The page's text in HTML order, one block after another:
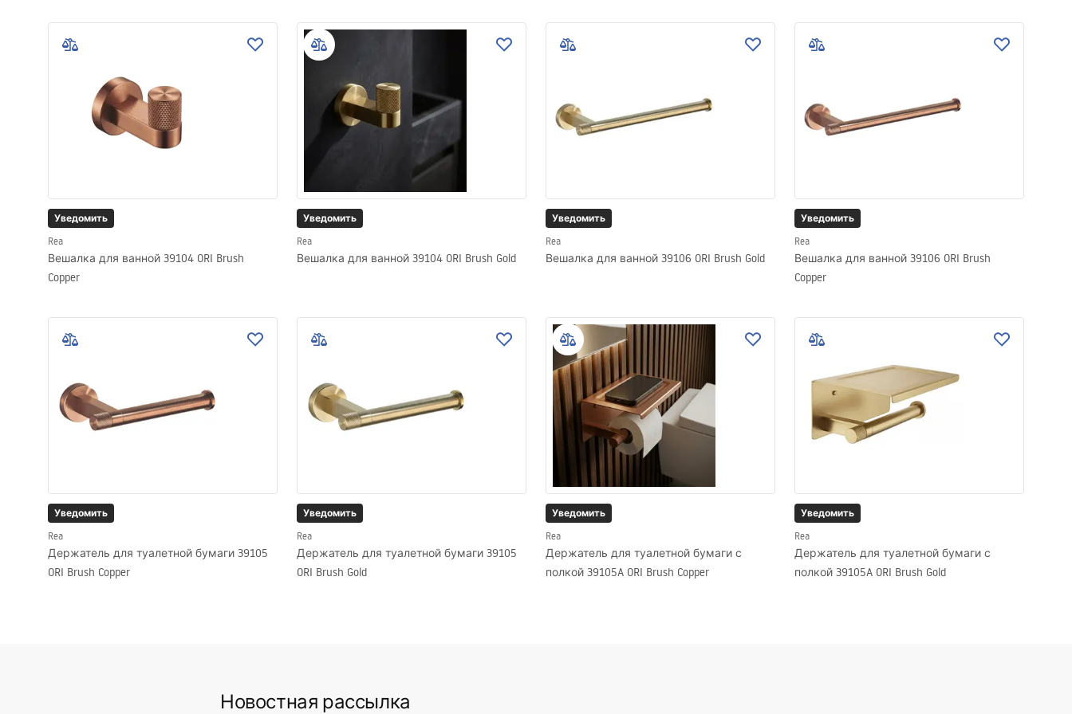
Уведомить
Rea
Вешалка для ванной 39104 ORI Brush
Copper
Уведомить
Rea
Вешалка для ванной 39104 ORI Brush Gold
Уведомить
Rea
Вешалка для ванной 39106 ORI Brush Gold
Уведомить
Rea
Вешалка для ванной 39106 ORI Brush
Copper
Уведомить
Rea
Держатель для туалетной бумаги 39105
ORI Brush Copper
Уведомить
Rea
Держатель для туалетной бумаги 39105
ORI Brush Gold
Уведомить
Rea
Держатель для туалетной бумаги с
полкой 39105A ORI Brush Copper
Уведомить
Rea
Держатель для туалетной бумаги с
полкой 39105A ORI Brush Gold
Новостная рассылка